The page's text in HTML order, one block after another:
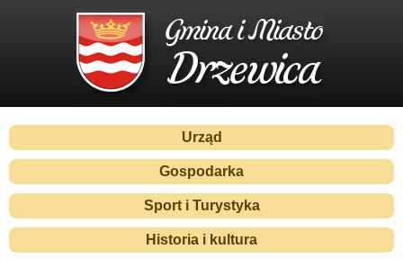
Urząd
Gospodarka
Sport i Turystyka
Historia i kultura